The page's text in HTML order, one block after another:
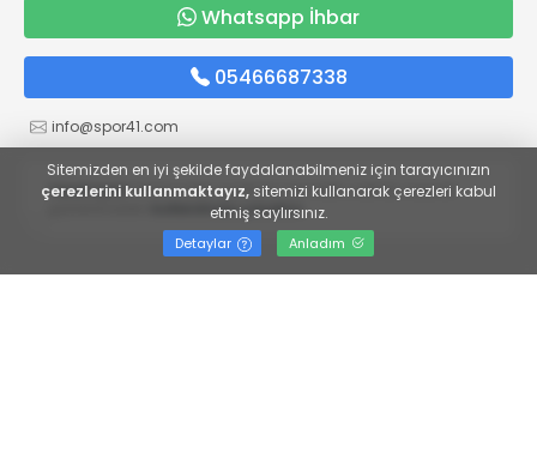
Whatsapp İhbar
05466687338
info@spor41.com
Yasal Uyarı:Sitemizdeki içeriklerin her hakkı saklıdır, kaynak
kullanılması yasaktır.
Sitemizden en iyi şekilde faydalanabilmeniz için tarayıcınızın
çerezlerini kullanmaktayız, sitemizi kullanarak çerezleri kabul
etmiş saylırsınız.
Detaylar Anladım